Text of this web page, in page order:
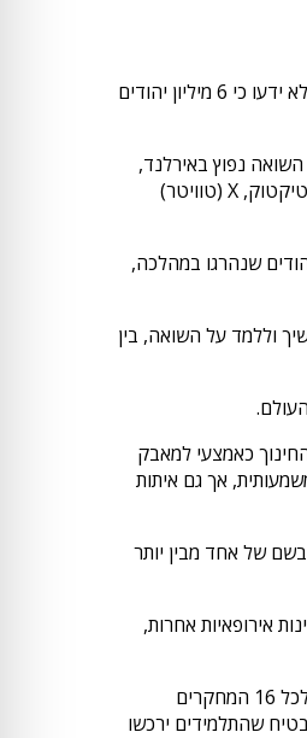
בקרב מבוגרים אירים. 50 אחוז מכלל המבוגרים שנסקרו ו-54 אחוז מהמבוגרים הצעירים בגילאי 18 עד 29, לא ידעו כי 6 מיליון יהודים
נפוץ באירלנד,
בעוד ש-21 אחוזים אומרים שהכחשת השואה נפוצה. 50 אחוז מהמבוגרים בגילאי 18 עד 29 אומרים שנתקלו בהכחשה או עיוות השואה ברשתות החברתיות, כאשר טיקטוק, X (טוויטר)
אכן התרחשה, אך מספר היהודים שנהרגו במהלכה,
מכלל המבוגרים, אומרים שחשוב להמשיך וללמד על השואה, בין
כאמצעי למאבק
אך גם איתות
ידי הנאצים. יחד עם זאת, 1 מכל 4 צעירים בגילאי 18 עד 29 לא הצליח לנקוב בשם של אחד מבין יותר
אירופאיות אחרות,
: "אני מתעודד לראות את המכנה המשותף לא רק לסקר הזה, אלא גם לכל 16 המחקרים
שהתלמידים ירכשו